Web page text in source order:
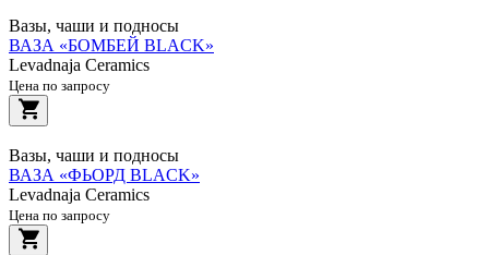
Вазы, чаши и подносы
ВАЗА «БОМБЕЙ BLACK»
Levadnaja Ceramics
Цена по запросу
Вазы, чаши и подносы
ВАЗА «ФЬОРД BLACK»
Levadnaja Ceramics
Цена по запросу